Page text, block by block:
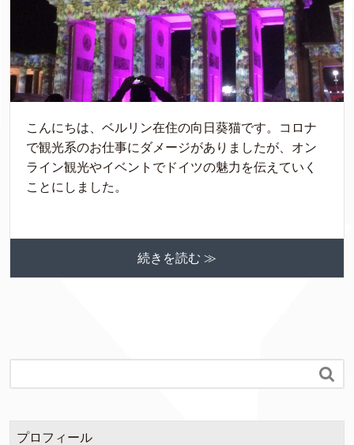
こんにちは、ベルリン在住の向日葵猫です。コロナ
で観光系のお仕事にダメージがありましたが、オン
ライン観光やイベントでドイツの魅力を伝えていく
ことにしました。
続きを読む ≫

プロフィール